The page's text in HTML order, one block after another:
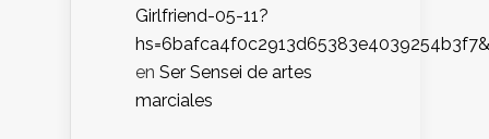
Girlfriend-05-11?
hs=6bafca4f0c2913d65383e4039254b3f7&
en Ser Sensei de artes
marciales